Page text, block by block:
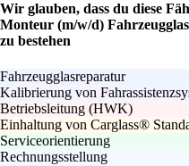
Wir glauben, dass du diese
Monteur (m/w/d)
zu bestehen
Fahrzeugglasreparatur
Kalibrierung von
Betriebsleitung (HWK)
Einhaltung von Carglass®
Serviceorientierung
Rechnungsstellung